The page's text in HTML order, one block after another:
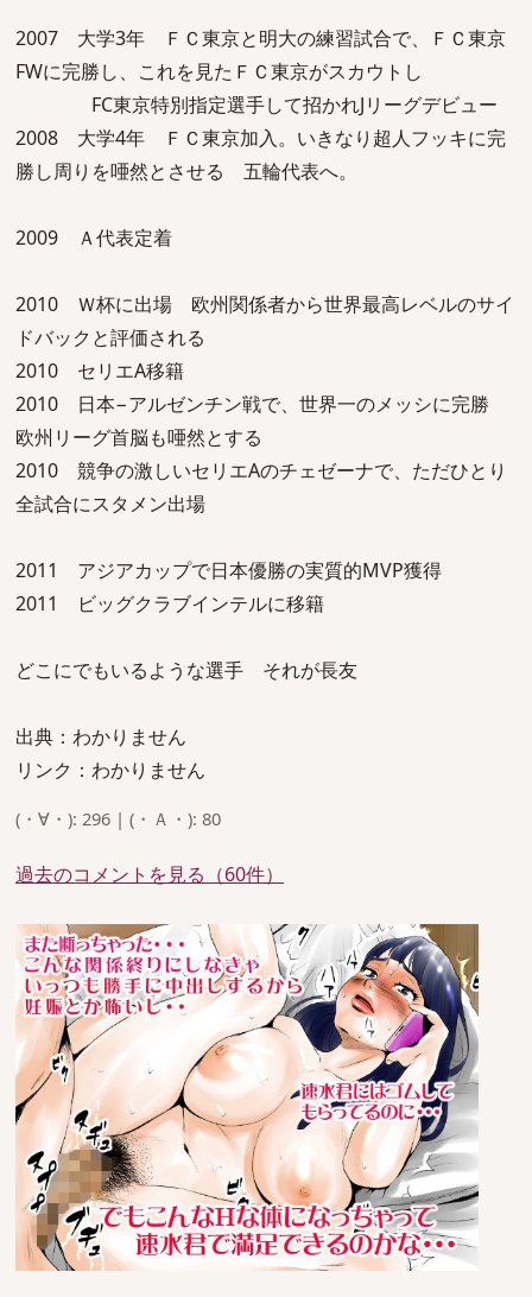
2007 大学3年 ＦＣ東京と明大の練習試合で、ＦＣ東京
FWに完勝し、これを見たＦＣ東京がスカウトし
FC東京特別指定選手して招かれJリーグデビュー
2008 大学4年 ＦＣ東京加入。いきなり超人フッキに完
勝し周りを唖然とさせる 五輪代表へ。
2009 Ａ代表定着
2010 Ｗ杯に出場 欧州関係者から世界最高レベルのサイ
ドバックと評価される
2010 セリエA移籍
2010 日本−アルゼンチン戦で、世界一のメッシに完勝
欧州リーグ首脳も唖然とする
2010 競争の激しいセリエAのチェゼーナで、ただひとり
全試合にスタメン出場
2011 アジアカップで日本優勝の実質的MVP獲得
2011 ビッグクラブインテルに移籍
どこにでもいるような選手 それが長友
出典：わかりません
リンク：わかりません
(・∀・): 296 | (・Ａ・): 80
過去のコメントを見る（60件）